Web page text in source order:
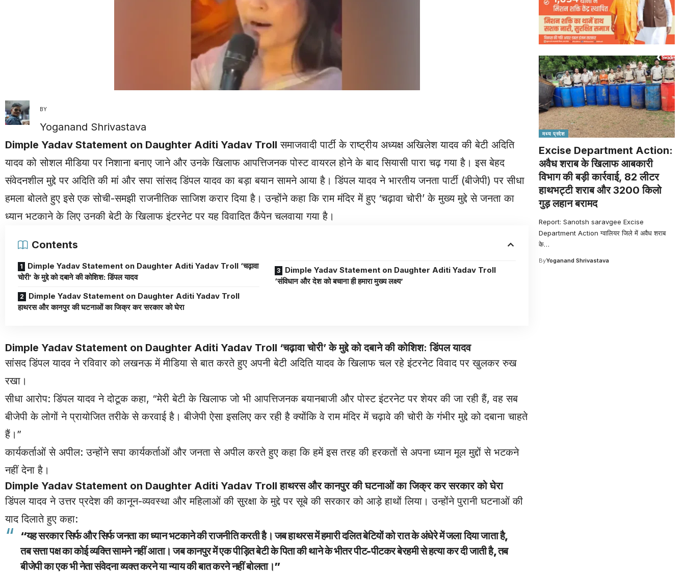
BY
Yoganand Shrivastava
Dimple Yadav Statement on Daughter Aditi Yadav Troll समाजवादी पार्टी के राष्ट्रीय अध्यक्ष अखिलेश यादव की बेटी अदिति
यादव को सोशल मीडिया पर निशाना बनाए जाने और उनके खिलाफ आपत्तिजनक पोस्ट वायरल होने के बाद सियासी पारा चढ़ गया है। इस बेहद
संवेदनशील मुद्दे पर अदिति की मां और सपा सांसद डिंपल यादव का बड़ा बयान सामने आया है। डिंपल यादव ने भारतीय जनता पार्टी (बीजेपी) पर सीधा
हमला बोलते हुए इसे एक सोची-समझी राजनीतिक साजिश करार दिया है। उन्होंने कहा कि राम मंदिर में हुए ‘चढ़ावा चोरी’ के मुख्य मुद्दे से जनता का
ध्यान भटकाने के लिए उनकी बेटी के खिलाफ इंटरनेट पर यह विवादित कैंपेन चलवाया गया है।
Contents
Dimple Yadav Statement on Daughter Aditi Yadav Troll ‘चढ़ावा
चोरी’ के मुद्दे को दबाने की कोशिश: डिंपल यादव
Dimple Yadav Statement on Daughter Aditi Yadav Troll
हाथरस और कानपुर की घटनाओं का जिक्र कर सरकार को घेरा
Dimple Yadav Statement on Daughter Aditi Yadav Troll
‘संविधान और देश को बचाना ही हमारा मुख्य लक्ष्य’
Dimple Yadav Statement on Daughter Aditi Yadav Troll ‘चढ़ावा चोरी’ के मुद्दे को दबाने की कोशिश: डिंपल यादव
सांसद डिंपल यादव ने रविवार को लखनऊ में मीडिया से बात करते हुए अपनी बेटी अदिति यादव के खिलाफ चल रहे इंटरनेट विवाद पर खुलकर रुख
रखा।
सीधा आरोप: डिंपल यादव ने दोटूक कहा, “मेरी बेटी के खिलाफ जो भी आपत्तिजनक बयानबाजी और पोस्ट इंटरनेट पर शेयर की जा रही हैं, वह सब
बीजेपी के लोगों ने प्रायोजित तरीके से करवाई है। बीजेपी ऐसा इसलिए कर रही है क्योंकि वे राम मंदिर में चढ़ावे की चोरी के गंभीर मुद्दे को दबाना चाहते
हैं।”
कार्यकर्ताओं से अपील: उन्होंने सपा कार्यकर्ताओं और जनता से अपील करते हुए कहा कि हमें इस तरह की हरकतों से अपना ध्यान मूल मुद्दों से भटकने
नहीं देना है।
Dimple Yadav Statement on Daughter Aditi Yadav Troll हाथरस और कानपुर की घटनाओं का जिक्र कर सरकार को घेरा
डिंपल यादव ने उत्तर प्रदेश की कानून-व्यवस्था और महिलाओं की सुरक्षा के मुद्दे पर सूबे की सरकार को आड़े हाथों लिया। उन्होंने पुरानी घटनाओं की
याद दिलाते हुए कहा:
“यह सरकार सिर्फ और सिर्फ जनता का ध्यान भटकाने की राजनीति करती है। जब हाथरस में हमारी दलित बेटियों को रात के अंधेरे में जला दिया जाता है,
तब सत्ता पक्ष का कोई व्यक्ति सामने नहीं आता। जब कानपुर में एक पीड़ित बेटी के पिता की थाने के भीतर पीट-पीटकर बेरहमी से हत्या कर दी जाती है, तब
बीजेपी का एक भी नेता संवेदना व्यक्त करने या न्याय की बात करने नहीं बोलता।”
मध्य प्रदेश
Excise Department Action:
अवैध शराब के खिलाफ आबकारी
विभाग की बड़ी कार्रवाई, 82 लीटर
हाथभट्टी शराब और 3200 किलो
गुड़ लहान बरामद
Report: Sanotsh saravgee Excise
Department Action ग्वालियर जिले में अवैध शराब
के…
ByYoganand Shrivastava